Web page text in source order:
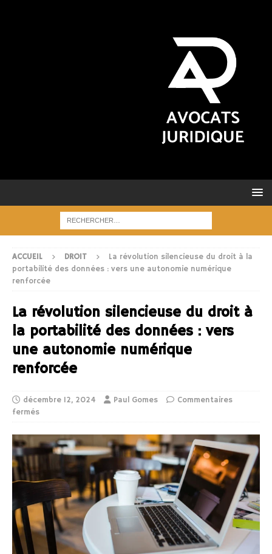
ACCUEIL DROIT
La révolution silencieuse du droit à la
portabilité des données : vers une autonomie numérique
renforcée
La révolution silencieuse du droit à
la portabilité des données : vers
une autonomie numérique
renforcée
décembre 12, 2024 Paul Gomes
Commentaires
fermés